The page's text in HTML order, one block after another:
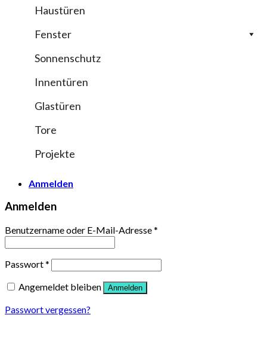
Haustüren
Fenster
Sonnenschutz
Innentüren
Glastüren
Tore
Projekte
Anmelden
Anmelden
Benutzername oder E-Mail-Adresse*
Passwort*
Angemeldet bleiben
Anmelden
Passwort vergessen?